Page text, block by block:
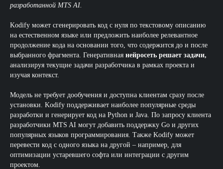
разработанной MTS AI.
Kodify может сгенерировать код с нуля по текстовому описанию
на естественном языке или предложить наиболее релевантное
продолжение кода на основании того, что содержится до и после
выбранного фрагмента. Генеративная нейросеть решает задачи,
анализируя текущие задачи разработчика в рамках проекта и
изучая контекст.
Модель не требует дообучения и доступна клиентам сразу после
установки. Kodify поддерживает наиболее популярные среды
разработки и генерирует код на Python и Java. По запросу клиента
разработчики MTS AI могут добавить поддержку Go и других
популярных языков программирования. Также Kodify может
перевести код с одного языка на другой – например, для
оптимизации устаревшего софта или интеграции с другим
проектом.